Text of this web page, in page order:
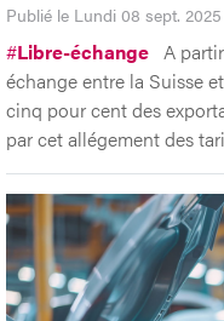
Publié le Lundi 08 sept. 2025
#Libre-échange A
échange entre la Suisse
cinq pour cent des
par cet allégement des